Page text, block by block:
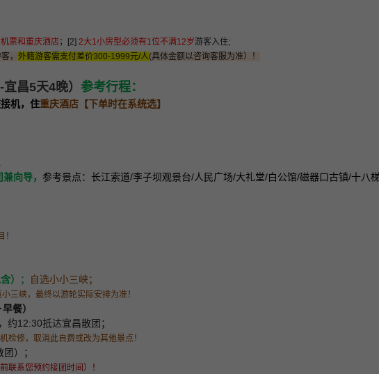
票和重庆酒店；[2] 2大1小房型必须有1位不满12岁游客入住;
， 外籍游客需支付差价300-1999元/人(具体金额以咨询客服为准）！
宜昌5天4晚） 参考行程：
机，住重庆酒店【下单时在系统选】
向导， 参考景点：长江索道/李子坝观景台/人民广场/大礼堂/白公馆/磁器口古镇/十八
） ； 自选小小三峡；
三峡，最终以游轮实际安排为准！
·早餐）
，约12:30抵达宜昌散团；
检修，取消此自费或改为其他景点！
）；
联系您预约接团时间）！